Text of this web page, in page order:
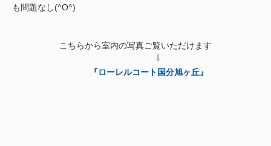
も問題なし(^O^)
こちらから室内の写真ご覧いただけます
⇩
『ローレルコート国分旭ヶ丘』